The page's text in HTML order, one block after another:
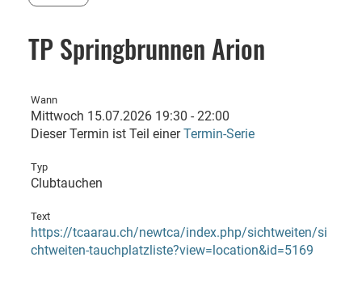
TP Springbrunnen Arion
Wann
Mittwoch 15.07.2026 19:30 - 22:00
Dieser Termin ist Teil einerTermin-Serie
Typ
Clubtauchen
Text
https://tcaarau.ch/newtca/index.php/sichtweiten/si
chtweiten-tauchplatzliste?view=location&id=5169